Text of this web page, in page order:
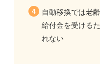
自動移換では老
給付金を受ける
れない